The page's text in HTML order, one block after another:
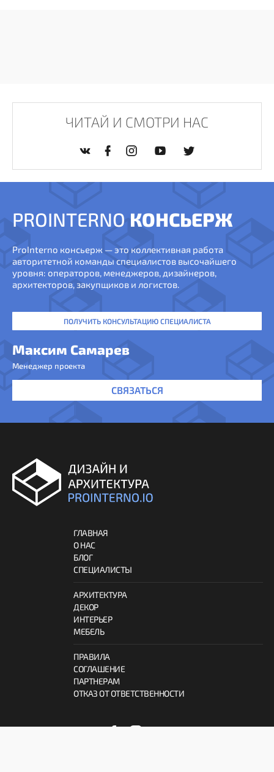
ЧИТАЙ И СМОТРИ НАС
PROINTERNO КОНСЬЕРЖ
ProInterno консьерж — это коллективная работа
авторитетной команды специалистов высочайшего
уровня: операторов, менеджеров, дизайнеров,
архитекторов, закупщиков и логистов.
ПОЛУЧИТЬ КОНСУЛЬТАЦИЮ СПЕЦИАЛИСТА
Максим Самарев
Менеджер проекта
СВЯЗАТЬСЯ
ГЛАВНАЯ
О НАС
БЛОГ
СПЕЦИАЛИСТЫ
АРХИТЕКТУРА
ДЕКОР
ИНТЕРЬЕР
МЕБЕЛЬ
ПРАВИЛА
СОГЛАШЕНИЕ
ПАРТНЕРАМ
ОТКАЗ ОТ ОТВЕТСТВЕННОСТИ